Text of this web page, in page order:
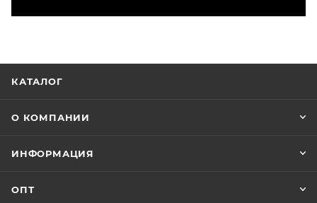
КАТАЛОГ
О КОМПАНИИ
ИНФОРМАЦИЯ
ОПТ